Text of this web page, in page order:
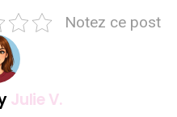
Notez ce post
Julie V.